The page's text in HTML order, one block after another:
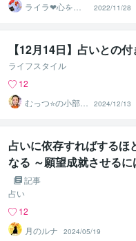
ライラ❤︎心を結
ぶタロット
2022/11/28
【12月14日】占いとの
ライフスタイル
12
むっつ⭐の小部屋
～心の浄化がで
きる場所〜
2024/12/13
占いに依存すればするほ
なる ～願望成就させるに
記事
占い
12
月のルナ
2024/05/19